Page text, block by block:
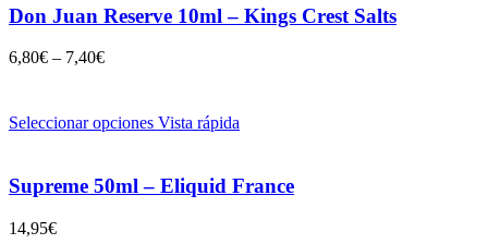
Don Juan Reserve 10ml – Kings Crest Salts
6,80€ – 7,40€
Seleccionar opciones Vista rápida
Supreme 50ml – Eliquid France
14,95€